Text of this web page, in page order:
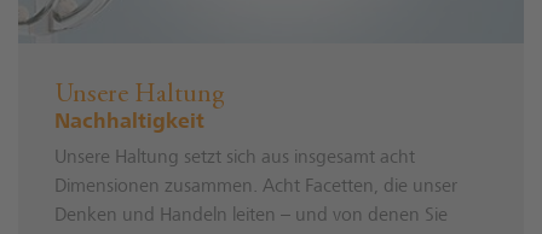
Unsere Haltung
Nachhaltigkeit
Unsere Haltung setzt sich aus insgesamt acht
Dimensionen zusammen. Acht Facetten, die unser
Denken und Handeln leiten – und von denen Sie